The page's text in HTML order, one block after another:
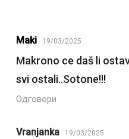
Maki 19/03/2025
Makrono ce daš li
svi ostali..Sotone!!!
Одговори
Vranjanka 19/03/2025